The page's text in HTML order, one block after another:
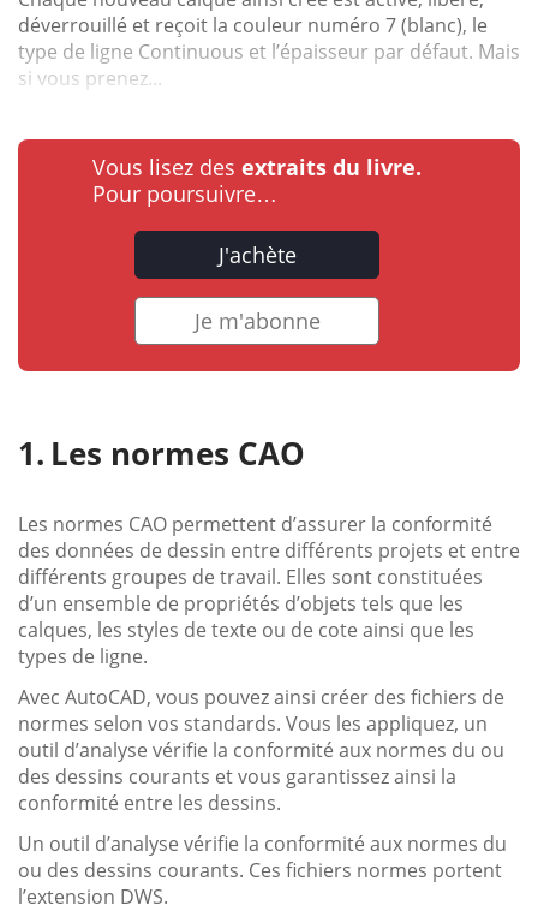
déverrouillé et reçoit la couleur numéro 7 (blanc), le
type de ligne Continuous et l’épaisseur par défaut. Mais
si vous prenez...
Vous lisez des extraits du livre.
Pour poursuivre…
J'achète
Je m'abonne
Les normes CAO
Les normes CAO permettent d’assurer la conformité
des données de dessin entre différents projets et entre
différents groupes de travail. Elles sont constituées
d’un ensemble de propriétés d’objets tels que les
calques, les styles de texte ou de cote ainsi que les
types de ligne.
Avec AutoCAD, vous pouvez ainsi créer des fichiers de
normes selon vos standards. Vous les appliquez, un
outil d’analyse vérifie la conformité aux normes du ou
des dessins courants et vous garantissez ainsi la
conformité entre les dessins.
Un outil d’analyse vérifie la conformité aux normes du
ou des dessins courants. Ces fichiers normes portent
l’extension DWS.